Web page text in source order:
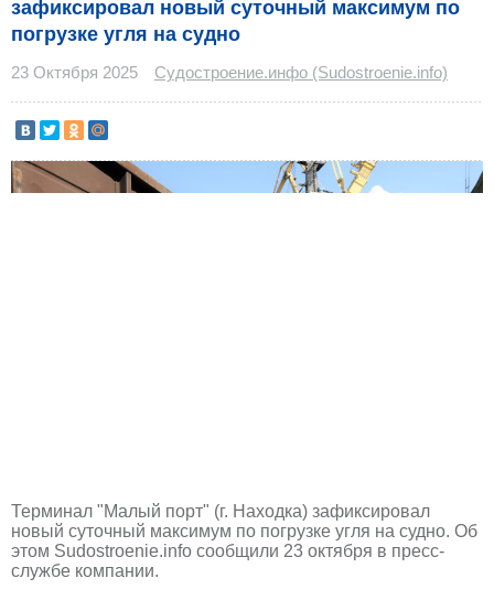
зафиксировал новый суточный максимум по
погрузке угля на судно
23 Октября 2025 Судостроение.инфо (Sudostroenie.info)
Терминал "Малый порт" (г. Находка) зафиксировал
новый суточный максимум по погрузке угля на судно. Об
этом Sudostroenie.info сообщили 23 октября в пресс-
службе компании.